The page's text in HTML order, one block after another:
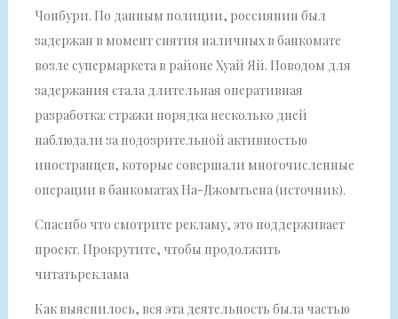
Чонбури. По данным полиции, россиянин был
задержан в момент снятия наличных в банкомате
возле супермаркета в районе Хуай Яй. Поводом для
задержания стала длительная оперативная
разработка: стражи порядка несколько дней
наблюдали за подозрительной активностью
иностранцев, которые совершали многочисленные
операции в банкоматах На-Джомтьена (источник).
Спасибо что смотрите рекламу, это поддерживает
проект. Прокрутите, чтобы продолжить
читатьреклама
Как выяснилось, вся эта деятельность была частью